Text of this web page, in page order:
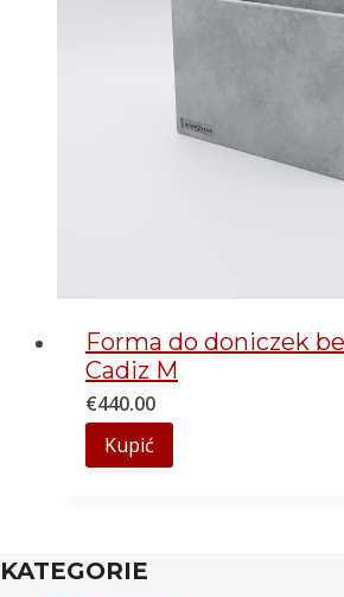
Forma do doniczek
Cadiz M
€440.00
Kupić
KATEGORIE